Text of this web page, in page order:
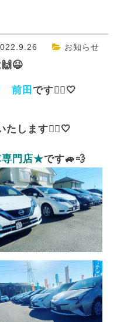
お知らせ
前田 です💁‍♀️🤍
たします💁‍♀️🤍
専門店★です🚙💨